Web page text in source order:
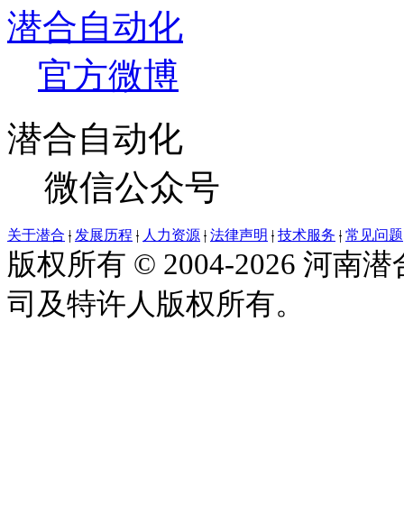
潜合自动化
官方微博
潜合自动化
微信公众号
关于潜合 | 发展历程 | 人力资源 | 法律声明 | 技术服务 | 常见问题
版权所有 © 2004-2026 河南
司及特许人版权所有。